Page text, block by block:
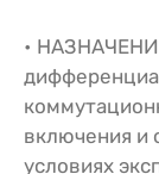
•
включения и
условиях